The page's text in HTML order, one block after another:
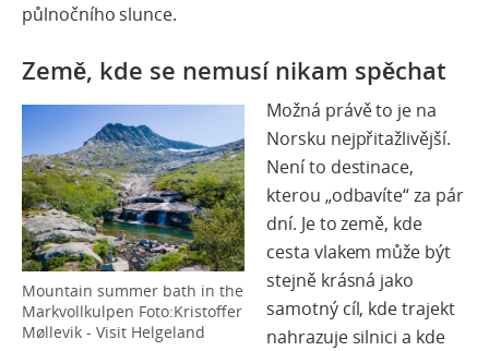
půlnočního slunce.
Země, kde se nemusí nikam spěchat
Mountain summer bath in the
Markvollkulpen Foto:Kristoffer
Møllevik - Visit Helgeland
Možná právě to je na
Norsku nejpřitažlivější.
Není to destinace,
kterou „odbavíte“ za pár
dní. Je to země, kde
cesta vlakem může být
stejně krásná jako
samotný cíl, kde trajekt
nahrazuje silnici a kde